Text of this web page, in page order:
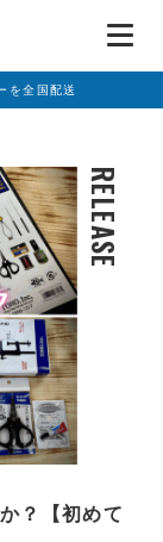
を全国配送
RELEASE
？【初めて